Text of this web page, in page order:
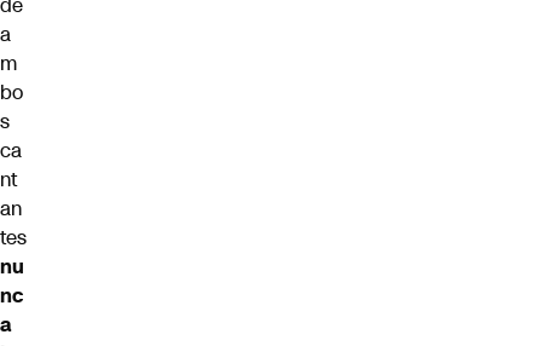
a
m
bo
s
ca
nt
an
tes
nu
nc
a